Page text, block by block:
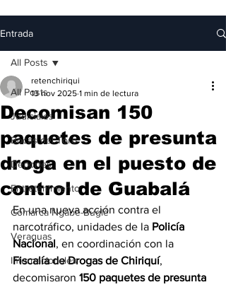
Entrada
All Posts
Judiciales
Bocas del Toro
Deportes
Entretenimiento
Comarca Ngäbe-Buglé
Veraguas
Internacionales
All Posts
Decomisan 150
paquetes de presunta
droga en el puesto de
control de Guabalá
retenchiriqui
13 nov 2025 1 min de lectura
En una nueva acción contra el
narcotráfico, unidades de la Policía
Nacional, en coordinación con la
Fiscalía de Drogas de Chiriquí,
decomisaron 150 paquetes de presunta